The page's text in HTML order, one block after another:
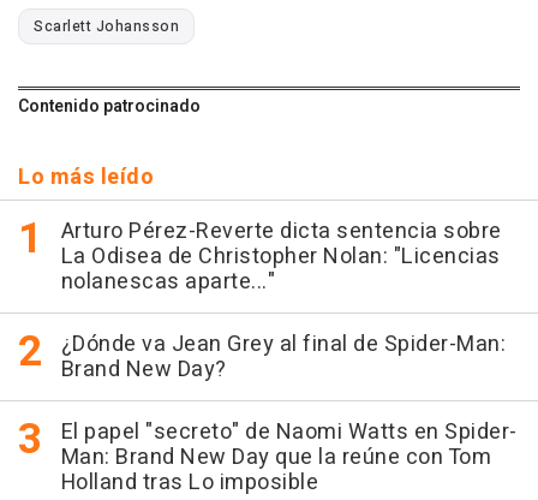
Scarlett Johansson
Contenido patrocinado
Lo más leído
Arturo Pérez-Reverte dicta sentencia sobre
La Odisea de Christopher Nolan: "Licencias
nolanescas aparte..."
¿Dónde va Jean Grey al final de Spider-Man:
Brand New Day?
El papel "secreto" de Naomi Watts en Spider-
Man: Brand New Day que la reúne con Tom
Holland tras Lo imposible